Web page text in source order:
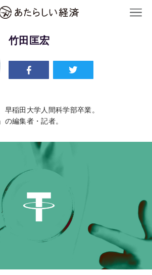
竹田匡宏
早稲田大学人間科学部卒業。
の編集者・記者。